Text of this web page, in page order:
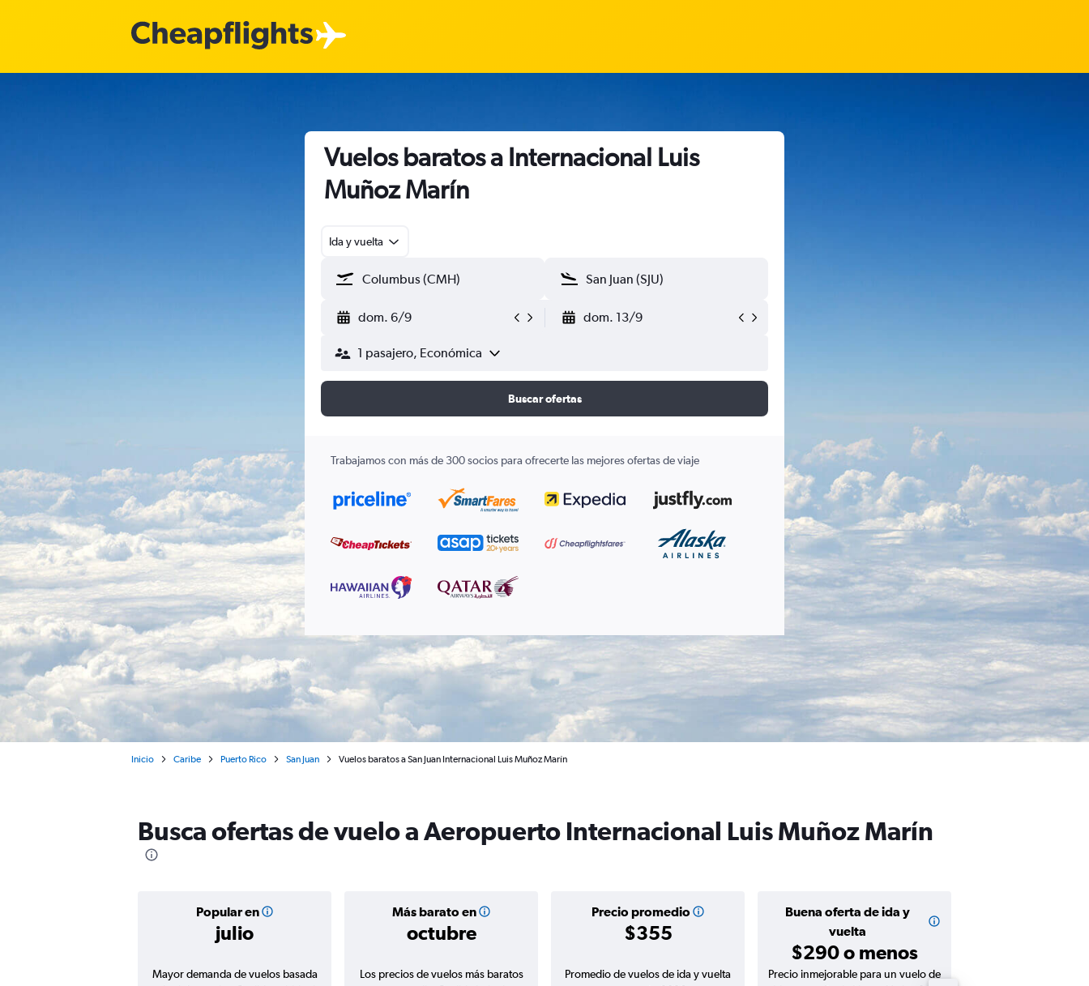
Vuelos baratos a Internacional Luis
Muñoz Marín
Ida y vuelta
dom. 6/9 dom. 13/9
1 pasajero, Económica
Buscar ofertas
Trabajamos con más de 300 socios para ofrecerte las mejores ofertas de viaje
Inicio Caribe Puerto Rico San Juan Vuelos baratos a San Juan Internacional Luis Muñoz Marín
Busca ofertas de vuelo a Aeropuerto Internacional Luis Muñoz Marín
Popular en
julio
Más barato en
octubre
Precio promedio
$355
Buena oferta de ida y
vuelta
$290 o menos
Mayor demanda de vuelos basada
Los precios de vuelos más baratos
Promedio de vuelos de ida y vuelta
Precio inmejorable para un vuelo de